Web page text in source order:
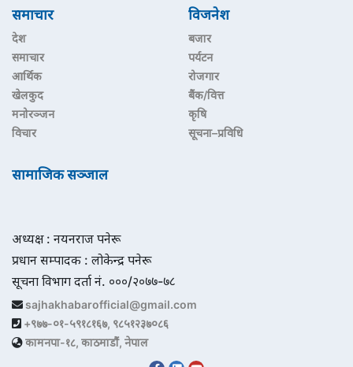
समाचार
देश
समाचार
आर्थिक
खेलकुद
मनोरञ्जन
विचार
विजनेश
बजार
पर्यटन
रोजगार
बैंक/वित्त
कृषि
सूचना–प्रविधि
सामाजिक सञ्जाल
अध्यक्ष : नयनराज पनेरू
प्रधान सम्पादक : लोकेन्द्र पनेरू
सूचना विभाग दर्ता नं. ०००/२०७७-७८
sajhakhabarofficial@gmail.com
+९७७-०१-५९१८१६७, ९८५१२३७०८६
कामनपा-१८, काठमाडौं, नेपाल